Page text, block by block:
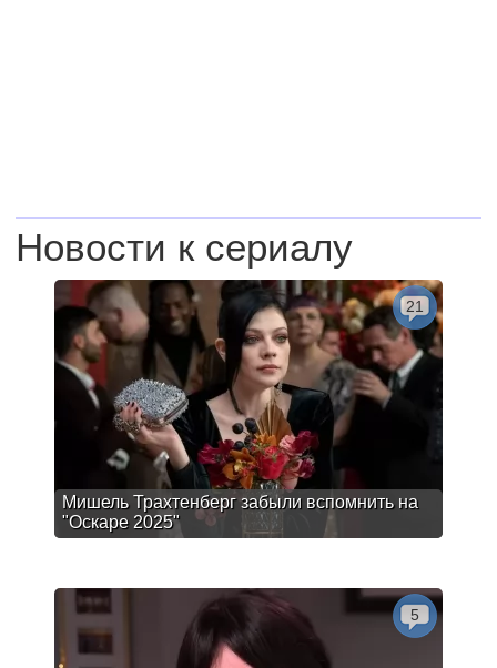
Новости к сериалу
Мишель Трахтенберг забыли вспомнить на
"Оскаре 2025"
21
5